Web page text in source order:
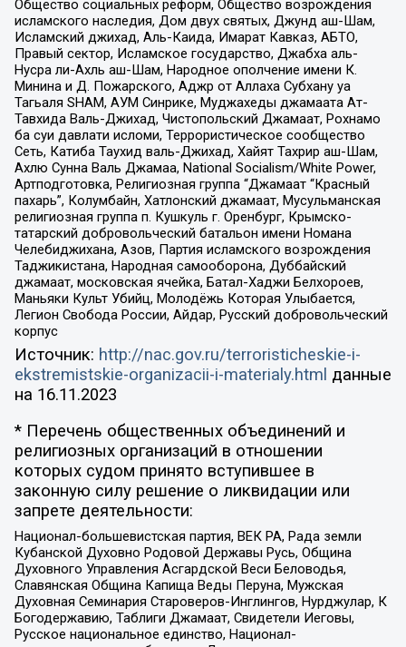
Общество социальных реформ, Общество возрождения
исламского наследия, Дом двух святых, Джунд аш-Шам,
Исламский джихад, Аль-Каида, Имарат Кавказ, АБТО,
Правый сектор, Исламское государство, Джабха аль-
Нусра ли-Ахль аш-Шам, Народное ополчение имени К.
Минина и Д. Пожарского, Аджр от Аллаха Субхану уа
Тагьаля SHAM, АУМ Синрике, Муджахеды джамаата Ат-
Тавхида Валь-Джихад, Чистопольский Джамаат, Рохнамо
ба суи давлати исломи, Террористическое сообщество
Сеть, Катиба Таухид валь-Джихад, Хайят Тахрир аш-Шам,
Ахлю Сунна Валь Джамаа, National Socialism/White Power,
Артподготовка, Религиозная группа “Джамаат “Красный
пахарь”, Колумбайн, Хатлонский джамаат, Мусульманская
религиозная группа п. Кушкуль г. Оренбург, Крымско-
татарский добровольческий батальон имени Номана
Челебиджихана, Азов, Партия исламского возрождения
Таджикистана, Народная самооборона, Дуббайский
джамаат, московская ячейка, Батал-Хаджи Белхороев,
Маньяки Культ Убийц, Молодёжь Которая Улыбается,
Легион Свобода России, Айдар, Русский добровольческий
корпус
Источник: http://nac.gov.ru/terroristicheskie-i-
ekstremistskie-organizacii-i-materialy.html данные
на 16.11.2023
* Перечень общественных объединений и
религиозных организаций в отношении
которых судом принято вступившее в
законную силу решение о ликвидации или
запрете деятельности:
Национал-большевистская партия, ВЕК РА, Рада земли
Кубанской Духовно Родовой Державы Русь, Община
Духовного Управления Асгардской Веси Беловодья,
Славянская Община Капища Веды Перуна, Мужская
Духовная Семинария Староверов-Инглингов, Нурджулар, К
Богодержавию, Таблиги Джамаат, Свидетели Иеговы,
Русское национальное единство, Национал-